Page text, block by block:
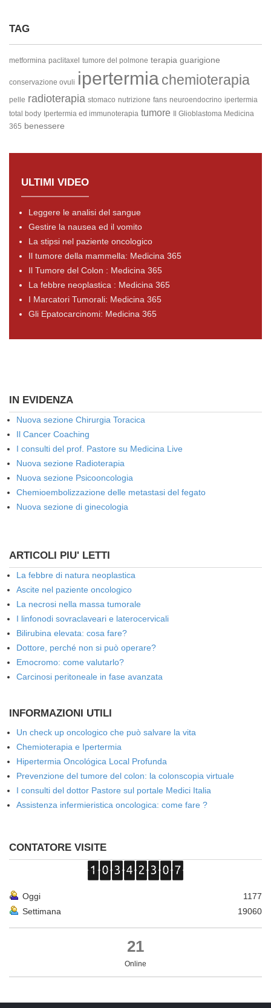
TAG
metformina paclitaxel tumore del polmone terapia guarigione
conservazione ovuli ipertermiachemioterapia
pelle radioterapia stomaco nutrizione fans neuroendocrino ipertermia
total body Ipertermia ed immunoterapia tumore Il Glioblastoma Medicina
365 benessere
ULTIMI VIDEO
Leggere le analisi del sangue
Gestire la nausea ed il vomito
La stipsi nel paziente oncologico
Il tumore della mammella: Medicina 365
Il Tumore del Colon : Medicina 365
La febbre neoplastica : Medicina 365
I Marcatori Tumorali: Medicina 365
Gli Epatocarcinomi: Medicina 365
IN EVIDENZA
Nuova sezione Chirurgia Toracica
Il Cancer Coaching
I consulti del prof. Pastore su Medicina Live
Nuova sezione Radioterapia
Nuova sezione Psicooncologia
Chemioembolizzazione delle metastasi del fegato
Nuova sezione di ginecologia
ARTICOLI PIU' LETTI
La febbre di natura neoplastica
Ascite nel paziente oncologico
La necrosi nella massa tumorale
I linfonodi sovraclaveari e laterocervicali
Bilirubina elevata: cosa fare?
Dottore, perché non si può operare?
Emocromo: come valutarlo?
Carcinosi peritoneale in fase avanzata
INFORMAZIONI UTILI
Un check up oncologico che può salvare la vita
Chemioterapia e Ipertermia
Hipertermia Oncológica Local Profunda
Prevenzione del tumore del colon: la colonscopia virtuale
I consulti del dottor Pastore sul portale Medici Italia
Assistenza infermieristica oncologica: come fare ?
CONTATORE VISITE
Oggi
1177
Settimana
19060
21
Online